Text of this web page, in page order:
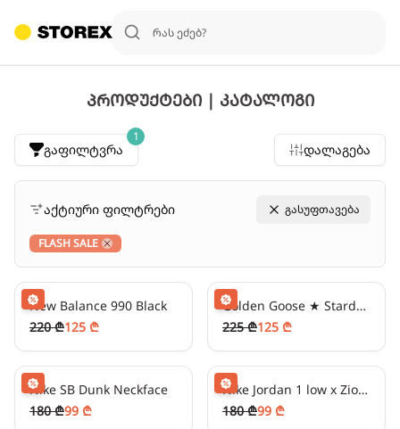
პროდუქტები | კატალოგი
გაფილტვრა
1
დალაგება
აქტიური ფილტრები გასუფთავება
FLASH SALE
Close
31₾/თვეში -40%
New Balance 990 Black
220 ₾125 ₾
31₾/თვეში -40%
Golden Goose ★ Stardan White Sky Blue
225 ₾125 ₾
24₾/თვეში -50%
Nike SB Dunk Neckface
180 ₾99 ₾
24₾/თვეში -50%
Nike Jordan 1 low x Zion Williamson Voodoo
180 ₾99 ₾